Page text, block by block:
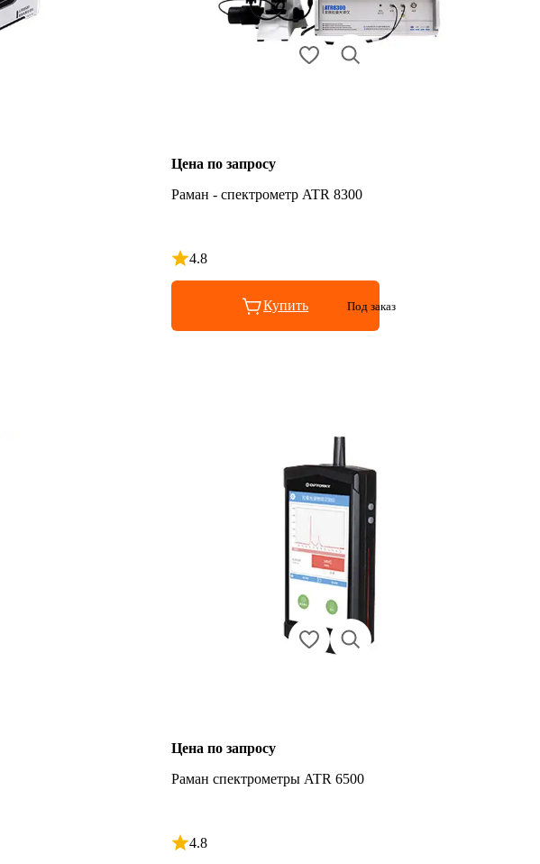
Цена по запросу
Раман - спектрометр ATR 8300
4.8
Рейтинг 4.8 из 5
Купить Под заказ
Цена по запросу
Раман спектрометры ATR 6500
4.8
Рейтинг 4.8 из 5